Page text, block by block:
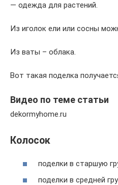
— одежда для растений.
Из иголок ели или сосны
Из ваты – облака.
Вот такая поделка
Видео по теме статьи
dekormyhome.ru
Колосок
поделки в старшую
поделки в средней